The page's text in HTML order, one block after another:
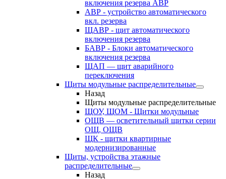
включения резерва АВР
АВР - устройство автоматического
вкл. резерва
ЩАВР - щит автоматического
включения резерва
БАВР - Блоки автоматического
включения резерва
ЩАП — щит аварийного
переключения
Щиты модульные распределительные
Назад
Щиты модульные распределительные
ЩОУ, ЩОМ - Щитки модульные
ОЩВ — осветительный щитки серии
ОЩ, ОЩВ
ЩК - щитки квартирные
модернизированные
Щиты, устройства этажные
распределительные
Назад